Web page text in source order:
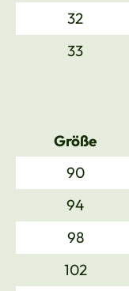
32
33
Größe
90
94
98
102